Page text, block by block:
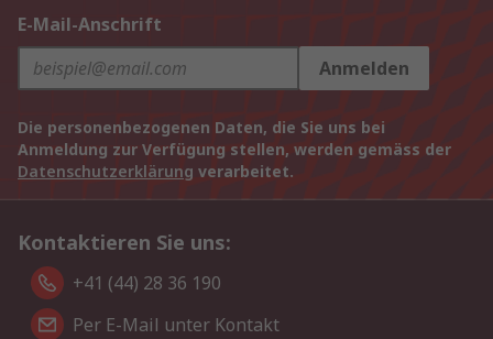
E-Mail-Anschrift
Anmelden
Die personenbezogenen Daten, die Sie uns bei
Anmeldung zur Verfügung stellen, werden gemäss der
Datenschutzerklärung verarbeitet.
Kontaktieren Sie uns:
+41 (44) 28 36 190
Per E-Mail unter Kontakt